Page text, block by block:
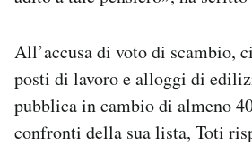
All’accusa di voto di scambio,
posti di lavoro e alloggi di
pubblica in cambio di almeno
confronti della sua lista, Toti